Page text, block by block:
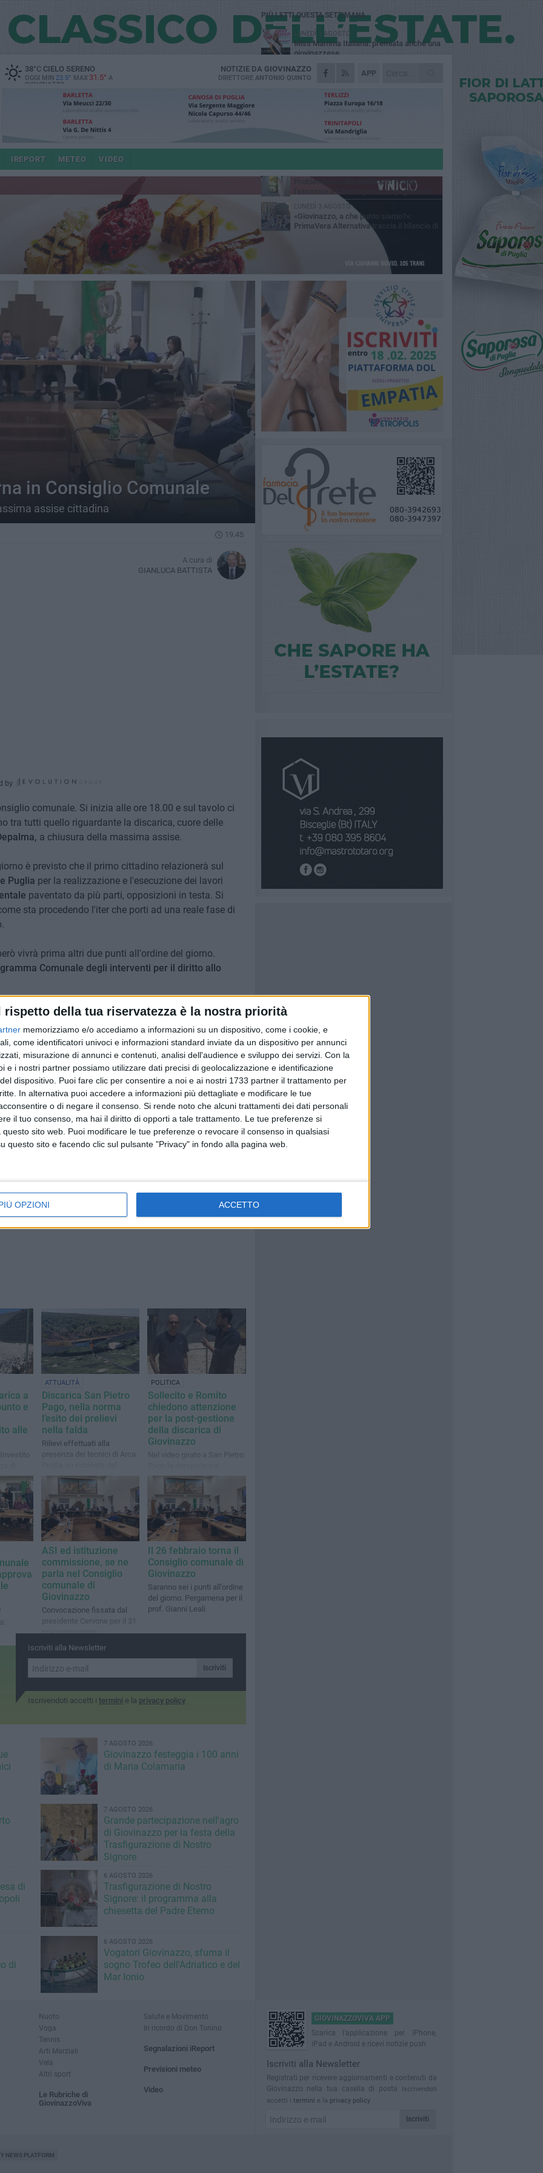
rispetto della tua riservatezza è la nostra priorità
memorizziamo e/o accediamo a informazioni su un dispositivo, come i cookie, e
come identificatori univoci e informazioni standard inviate da un dispositivo per annunci
misurazione di annunci e contenuti, analisi dell'audience e sviluppo dei servizi. Con la
e i nostri partner possiamo utilizzare dati precisi di geolocalizzazione e identificazione
dispositivo. Puoi fare clic per consentire a noi e ai nostri 1733 partner il trattamento per
In alternativa puoi accedere a informazioni più dettagliate e modificare le tue
o di negare il consenso. Si rende noto che alcuni trattamenti dei dati personali
il tuo consenso, ma hai il diritto di opporti a tale trattamento. Le tue preferenze si
sito web. Puoi modificare le tue preferenze o revocare il consenso in qualsiasi
questo sito e facendo clic sul pulsante "Privacy" in fondo alla pagina web.
OPZIONI ACCETTO
38°CCIELO SERENO
OGGI MIN 23.5° MAX 31.5° A
GIOVINAZZO
APP
NOTIZIE DA GIOVINAZZO
DIRETTORE ANTONIO QUINTO
IREPORT METEO VIDEO
in Consiglio Comunale
assise cittadina
19.45
A cura di
GIANLUCA BATTISTA
by
comunale. Si inizia alle ore 18.00 e sul tavolo ci
tra tutti quello riguardante la discarica, cuore delle
a chiusura della massima assise.
è previsto che il primo cittadino relazionerà sul
Puglia per la realizzazione e l'esecuzione dei lavori
paventato da più parti, opposizioni in testa. Si
sta procedendo l'iter che porti ad una reale fase di
vivrà prima altri due punti all'ordine del giorno.
Comunale degli interventi per il diritto allo
che riguarda un trattato commerciale di libero
CETA (Comprehensive Economic and Trade
il 21 settembre scorso ed in corso di approvazione da
ovviamente, dovranno adeguarvisi, ma la Regione
riguardo ed è di questo che si discuterà in Aula
8 AGOSTO 2026
Il 10 ed l'11 agosto a Giovinazzo
a
e
alle
oltre
ATTUALITÀ
Discarica San Pietro
Pago, nella norma
l’esito dei prelievi
nella falda
Rilievi effettuati alla
presenza dei tecnici di Arca
Comune di Giovinazzo
POLITICA
Sollecito e Romito
chiedono attenzione
per la post-gestione
della discarica di
Giovinazzo
Nel video girato a San Pietro
continui furti sin qui coperti
con fondi comunali. Occorre
intervento della Regione
Puglia
ASI ed istituzione
commissione, se ne
parla nel Consiglio
comunale di
Giovinazzo
Convocazione fissata dal
presidente Cervone per il 31
marzo prossimo
Il 26 febbraio torna il
Consiglio comunale di
Giovinazzo
Saranno sei i punti all'ordine
del giorno. Pergamena per il
prof. Gianni Leali
Iscriviti alla Newsletter
Iscriviti
Iscrivendoti accetti i termini e la privacy policy
7 AGOSTO 2026
Giovinazzo festeggia i 100 anni
di Maria Colamaria
7 AGOSTO 2026
Grande partecipazione nell'agro
di Giovinazzo per la festa della
Trasfigurazione di Nostro
Signore
di
6 AGOSTO 2026
Trasfigurazione di Nostro
Signore: il programma alla
chiesetta del Padre Eterno
di
6 AGOSTO 2026
Vogatori Giovinazzo, sfuma il
sogno Trofeo dell'Adriatico e del
Mar Ionio
PIÙ LETTI QUESTA SETTIMANA
LUNEDÌ 3 AGOSTO
Miss Mamma Italiana: premiata anche una
giovinazzese
MARTEDÌ 4 AGOSTO
Liquidi oleosi sul litorale di Giovinazzo,
VENERDÌ 7 AGOSTO
Lavori sul litorale, gli aggiornamenti del
MERCOLEDÌ 5 AGOSTO
Problemi raccolta plastica in Puglia:
l'assessora Ciliento prova a spegnere le
polemiche
LUNEDÌ 3 AGOSTO
«Giovinazzo, a che punto siamo?»:
PrimaVera Alternativa traccia il bilancio di
4 anni di Sollecito
Nuoto
Voga
Tennis
Arti Marziali
Vela
Altri sport
Le Rubriche di
GiovinazzoViva
Salute e Movimento
In ricordo di Don Tonino
Segnalazioni iReport
Previsioni meteo
Video
GIOVINAZZOVIVA APP
Scarica l'applicazione per iPhone,
iPad e Android e ricevi notizie push
Iscriviti alla Newsletter
Registrati per ricevere aggiornamenti e contenuti da
Giovinazzo nella tua casella di posta
Iscrivendoti
accetti i termini e la privacy policy
Iscriviti
NEWS PLATFORM